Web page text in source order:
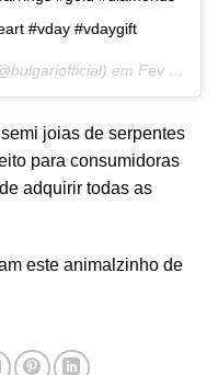
#vday #vdaygift
em Fev 12, 2015 às 6:16 PST
joias de serpentes
para consumidoras
adquirir todas as
este animalzinho de